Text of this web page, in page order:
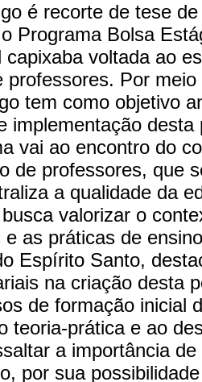
é recorte de tese
Programa Bolsa
capixaba voltada ao
professores. Por
tem como objetivo
implementação
vai ao encontro do
de professores, que
a qualidade da
valorizar o
e as práticas de
Espírito Santo,
na criação desta
de formação inicial
teoria-prática e ao
a importância
por sua